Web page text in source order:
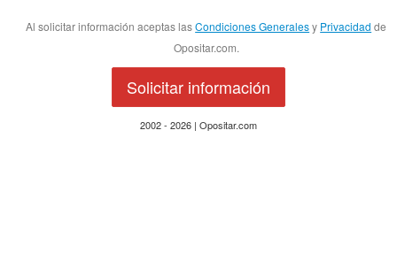
Al solicitar información aceptas lasCondiciones Generalesy Privacidad de
Opositar.com.
Solicitar información
2002 - 2026 | Opositar.com